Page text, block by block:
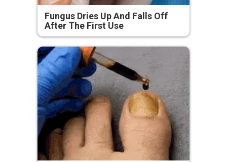
Fungus Dries Up And Falls Off
After The First Use